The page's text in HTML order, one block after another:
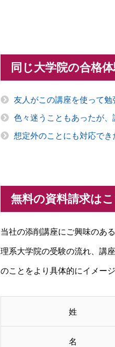
同じ大学院の合格
友人がこの講座を使って
色々迷うこともあったが
想定外のことにも対応で
無料の資料請求は
当社の添削講座にご興味のある
理系大学院の受験の流れ、講
のことをより具体的にイメー
姓
名